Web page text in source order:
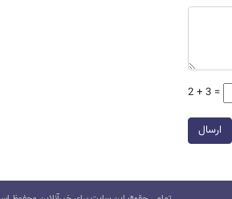
2 + 3 =
ارسال